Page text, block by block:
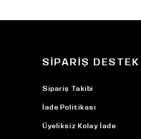
SIPARIŞ DESTEK
Sipariş Takibi
İade Politikası
Üyeliksiz Kolay İade